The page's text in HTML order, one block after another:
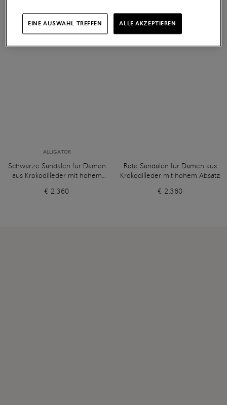
ALLIGATOR
Schwarze Sandalen für Damen
aus Krokodilleder mit hohem
€ 2.360
Rote Sandalen für Damen aus
Krokodilleder mit hohem Absatz
€ 2.360
EINE AUSWAHL TREFFEN ALLE AKZEPTIEREN